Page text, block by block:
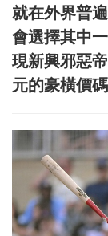
就在外界普
會選擇其中
現新興邪惡
元的豪橫價